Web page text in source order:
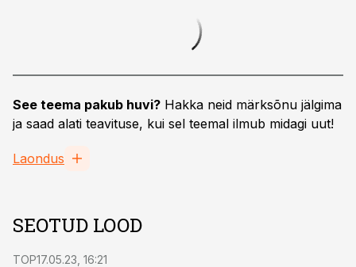
See teema pakub huvi? Hakka neid märksõnu jälgima
ja saad alati teavituse, kui sel teemal ilmub midagi uut!
Laondus
SEOTUD LOOD
TOP17.05.23, 16:21